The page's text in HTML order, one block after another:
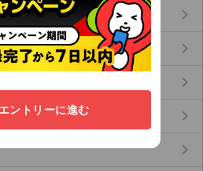
ーズWEST） (454) keyboard_arrow_right
パン） (203) keyboard_arrow_right
keyboard_arrow_right
keyboard_arrow_right
keyboard_arrow_right
ントリーに進む